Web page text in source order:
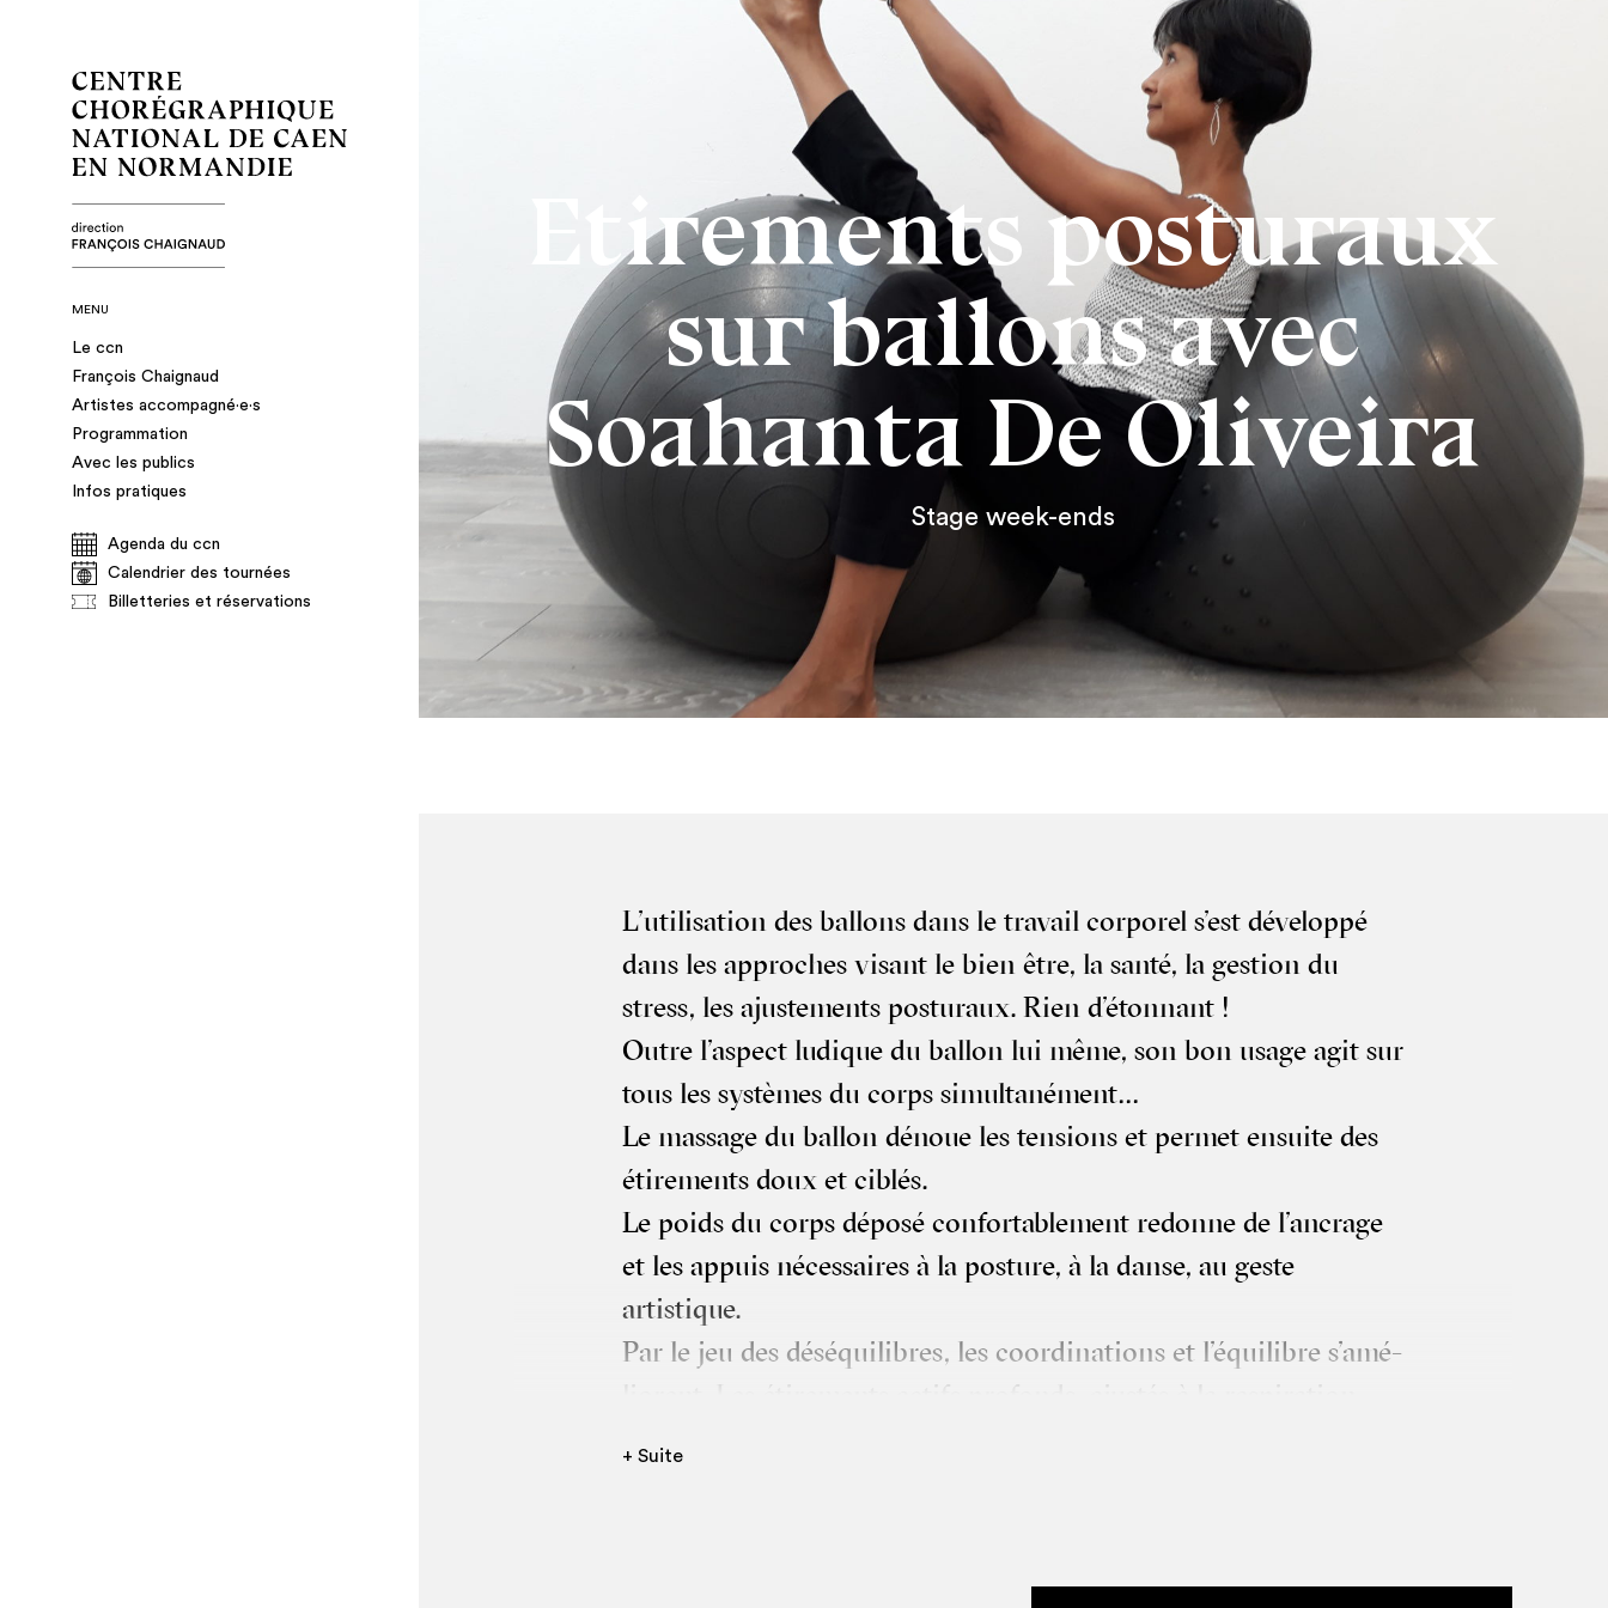
MENU
Le ccn
François Chaignaud
Artistes accompagné·e·s
Programmation
Avec les publics
Infos pratiques
Agenda du ccn
Calendrier des tournées
Billetteries et réservations
Etirements posturaux
sur ballons avec
Soahanta De Oliveira
Stage week-ends
L’u­ti­li­sa­tion des bal­lons dans le tra­vail cor­po­rel s’est déve­lop­pé
dans les approches visant le bien être, la san­té, la ges­tion du
stress, les ajus­te­ments pos­tu­raux. Rien d’étonnant !
Outre l’as­pect ludique du bal­lon lui même, son bon usage agit sur
tous les sys­tèmes du corps simultanément…
Le mas­sage du bal­lon dénoue les ten­sions et per­met ensuite des
éti­re­ments doux et ciblés.
Le poids du corps dépo­sé confor­ta­ble­ment redonne de l’an­crage
et les appuis néces­saires à la pos­ture, à la danse, au geste
artistique.
Par le jeu des dés­équi­libres, les coor­di­na­tions et l’é­qui­libre s’a­mé­
redonnent au dia­phragme, aux muscles, fas­cias et vicères, l’é­qui­
+ Suite